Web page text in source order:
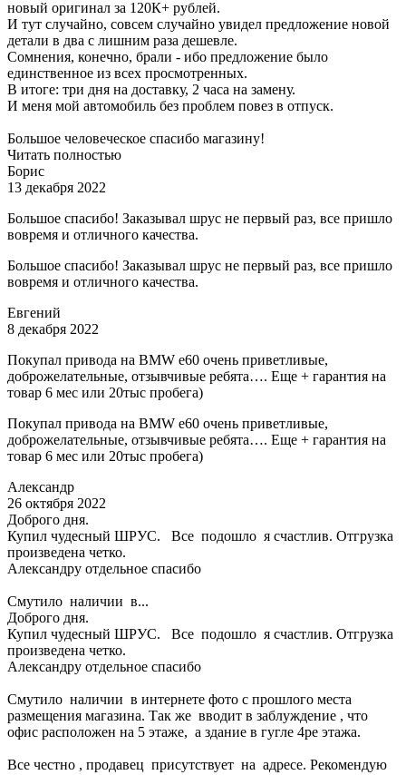
новый оригинал за 120К+ рублей.
И тут случайно, совсем случайно увидел предложение новой
детали в два с лишним раза дешевле.
Сомнения, конечно, брали - ибо предложение было
единственное из всех просмотренных.
В итоге: три дня на доставку, 2 часа на замену.
И меня мой автомобиль без проблем повез в отпуск.
Большое человеческое спасибо магазину!
Читать полностью
Борис
13 декабря 2022
Большое спасибо! Заказывал шрус не первый раз, все пришло
вовремя и отличного качества.
Большое спасибо! Заказывал шрус не первый раз, все пришло
вовремя и отличного качества.
Евгений
8 декабря 2022
Покупал привода на BMW e60 очень приветливые,
доброжелательные, отзывчивые ребята…. Еще + гарантия на
товар 6 мес или 20тыс пробега)
Покупал привода на BMW e60 очень приветливые,
доброжелательные, отзывчивые ребята…. Еще + гарантия на
товар 6 мес или 20тыс пробега)
Александр
26 октября 2022
Доброго дня.
Купил чудесный ШРУС. Все подошло я счастлив. Отгрузка
произведена четко.
Александру отдельное спасибо
Смутило наличии в...
Доброго дня.
Купил чудесный ШРУС. Все подошло я счастлив. Отгрузка
произведена четко.
Александру отдельное спасибо
Смутило наличии в интернете фото с прошлого места
размещения магазина. Так же вводит в заблуждение , что
офис расположен на 5 этаже, а здание в гугле 4ре этажа.
Все честно , продавец присутствует на адресе. Рекомендую